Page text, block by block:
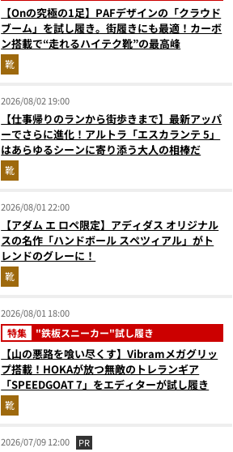
【Onの究極の1足】PAFデザインの「クラウド
ブーム」を試し履き。街履きにも最適！カーボ
ン搭載で“走れるハイテク靴”の最高峰
靴
2026/08/02 19:00
【仕事帰りのランから街歩きまで】最新アッパ
ーでさらに進化！アルトラ「エスカランテ 5」
はあらゆるシーンに寄り添う大人の相棒だ
靴
2026/08/01 22:00
【アダム エ ロペ限定】アディダス オリジナル
スの名作「ハンドボール スペツィアル」がト
レンドのグレーに！
靴
2026/08/01 18:00
特集 "鉄板スニーカー"試し履き
【山の悪路を喰い尽くす】Vibramメガグリッ
プ搭載！HOKAが放つ無敵のトレランギア
「SPEEDGOAT 7」をエディターが試し履き
靴
2026/07/09 12:00 PR